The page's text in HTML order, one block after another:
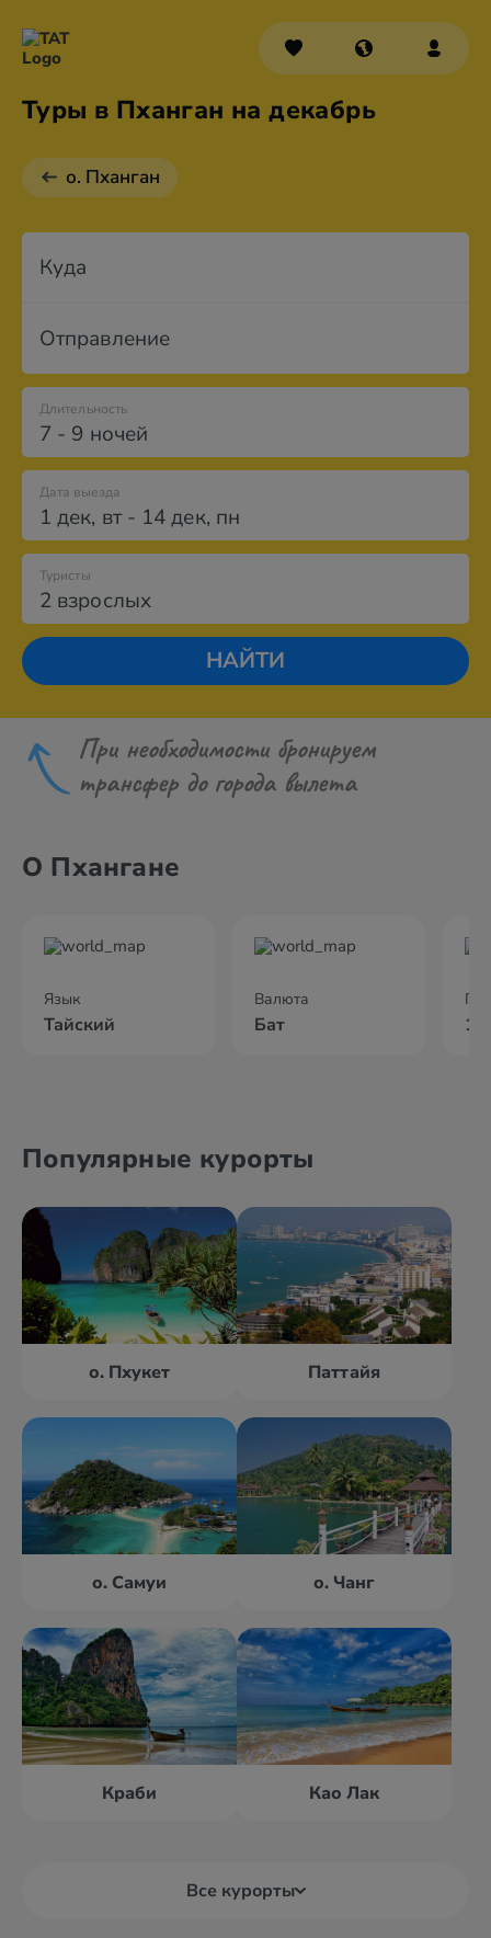
Туры в Пханган на декабрь
о. Пханган
Куда
Отправление
7 - 9 ночей
Длительность
Дата выезда
1 дек, вт- 14 дек, пн
2 взрослых
Туристы
НАЙТИ
При необходимости бронируем
трансфер до города вылета
О Пхангане
Язык
Тайский
Валюта
Бат
Популярные курорты
о. Пхукет Паттайя
о. Самуи о. Чанг
Краби Као Лак
Все курорты